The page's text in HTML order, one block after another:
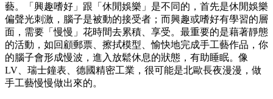
藝。「興趣嗜好」跟「休閒娛樂」是不同的，首先是休閒娛樂
偏聲光刺激，腦子是被動的接受者；而興趣或嗜好有學習的層
面，需要「慢慢」花時間去累積、享受。最重要的是藉著靜態
的活動，如回顧郵票、擦拭模型、愉快地完成手工藝作品，你
的腦子會形成慢波，進入放鬆休息的狀態，有助睡眠。像
LV、瑞士鐘表、德國精密工業，很可能是北歐長夜漫漫，做
手工藝慢慢做出來的。